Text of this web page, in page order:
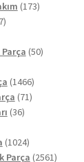
173173
67
Parça 5050
14661466
ürün
7171
3636
10241024
ürün
Parça 25612561